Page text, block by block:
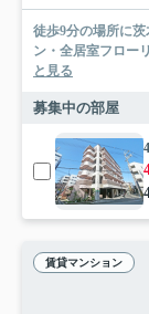
徒歩9分の場所に
ン・全居室フロー
と見る
募集中の部屋
賃貸マンション